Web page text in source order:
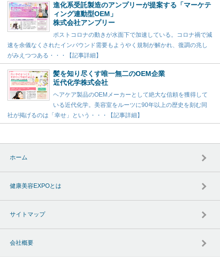
進化系受託製造のアンプリーが提案する「マーケテ
ィング連動型OEM」
株式会社アンプリー
ポストコロナの動きが水面下で加速している。コロナ禍で減
速を余儀なくされたインバウンド需要もようやく規制が解かれ、復調の兆し
がみえつつある・・・【記事詳細】
髪を知り尽くす唯一無二のOEM企業
近代化学株式会社
ヘアケア製品のOEMメーカーとして絶大な信頼を獲得して
いる近代化学。美容室をルーツに90年以上の歴史を刻む同
社が掲げるのは「幸せ」という・・・【記事詳細】
ホーム
健康美容EXPOとは
サイトマップ
会社概要